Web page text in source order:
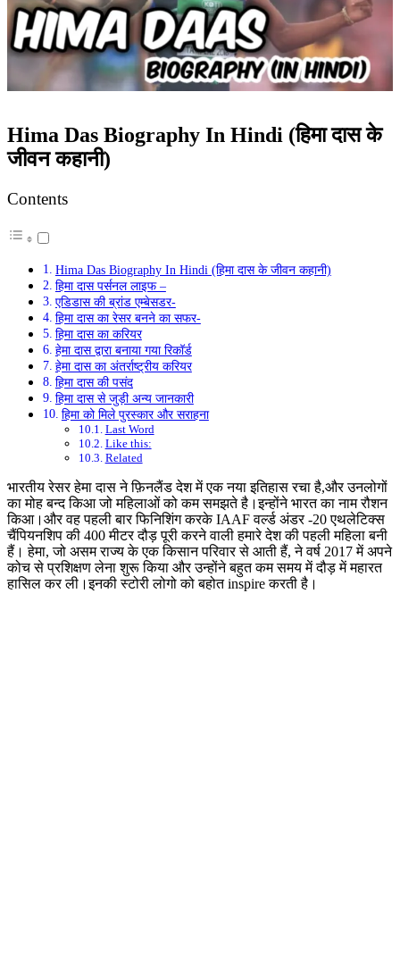
Hima Das Biography In Hindi (हिमा दास के
जीवन कहानी)
Contents
Hima Das Biography In Hindi (हिमा दास के जीवन कहानी)
हिमा दास पर्सनल लाइफ –
एडिडास की ब्रांड एम्बेसडर-
हिमा दास का रेसर बनने का सफर-
हिमा दास का करियर
हेमा दास द्वारा बनाया गया रिकॉर्ड
हेमा दास का अंतर्राष्ट्रीय करियर
हिमा दास की पसंद
हिमा दास से जुड़ी अन्य जानकारी
हिमा को मिले पुरस्कार और सराहना
Last Word
Like this:
Related
भारतीय रेसर हेमा दास ने फ़िनलैंड देश में एक नया इतिहास रचा है,और उनलोगों
का मोह बन्द किआ जो महिलाओं को कम समझते है।इन्होंने भारत का नाम रौशन
किआ।और वह पहली बार फिनिशिंग करके IAAF वर्ल्ड अंडर -20 एथलेटिक्स
चैंपियनशिप की 400 मीटर दौड़ पूरी करने वाली हमारे देश की पहली महिला बनी
हैं। हेमा, जो असम राज्य के एक किसान परिवार से आती हैं, ने वर्ष 2017 में अपने
कोच से प्रशिक्षण लेना शुरू किया और उन्होंने बहुत कम समय में दौड़ में महारत
हासिल कर ली।इनकी स्टोरी लोगो को बहोत inspire करती है।